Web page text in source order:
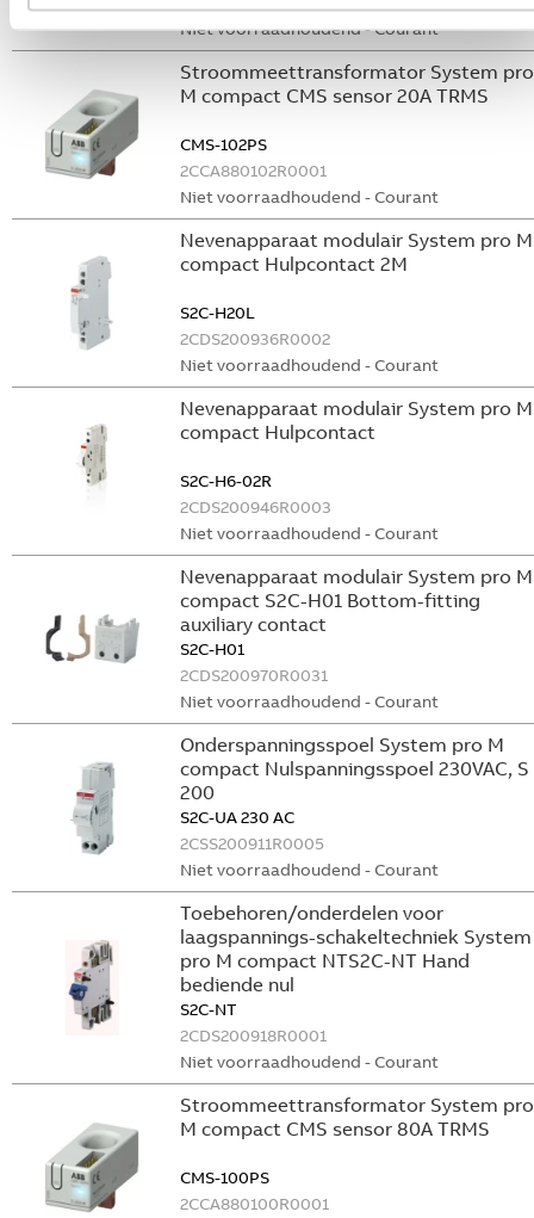
Niet voorraadhoudend - Courant
Stroommeettransformator System pro
M compact CMS sensor 20A TRMS
CMS-102PS
2CCA880102R0001
Niet voorraadhoudend - Courant
Nevenapparaat modulair System pro M
compact Hulpcontact 2M
S2C-H20L
2CDS200936R0002
Niet voorraadhoudend - Courant
Nevenapparaat modulair System pro M
compact Hulpcontact
S2C-H6-02R
2CDS200946R0003
Niet voorraadhoudend - Courant
Nevenapparaat modulair System pro M
compact S2C-H01 Bottom-fitting
auxiliary contact
S2C-H01
2CDS200970R0031
Niet voorraadhoudend - Courant
Onderspanningsspoel System pro M
compact Nulspanningsspoel 230VAC, S
200
S2C-UA 230 AC
2CSS200911R0005
Niet voorraadhoudend - Courant
Toebehoren/onderdelen voor
laagspannings-schakeltechniek System
pro M compact NTS2C-NT Hand
bediende nul
S2C-NT
2CDS200918R0001
Niet voorraadhoudend - Courant
Stroommeettransformator System pro
M compact CMS sensor 80A TRMS
CMS-100PS
2CCA880100R0001